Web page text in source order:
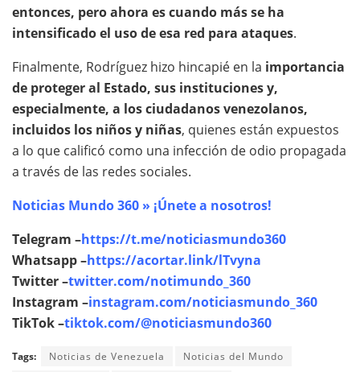
entonces, pero ahora es cuando más se ha
intensificado el uso de esa red para ataques.
Finalmente, Rodríguez hizo hincapié en la importancia
de proteger al Estado, sus instituciones y,
especialmente, a los ciudadanos venezolanos,
incluidos los niños y niñas, quienes están expuestos
a lo que calificó como una infección de odio propagada
a través de las redes sociales.
Noticias Mundo 360 » ¡Únete a nosotros!
Telegram –https://t.me/noticiasmundo360
Whatsapp –https://acortar.link/lTvyna
Twitter –twitter.com/notimundo_360
Instagram –instagram.com/noticiasmundo_360
TikTok –tiktok.com/@noticiasmundo360
Tags: Noticias de Venezuela
Noticias del Mundo